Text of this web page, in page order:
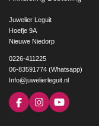
Juwelier Leguit
Hoefje 9A
Nieuwe Niedorp
0226-411225
06-83591774 (Whatsapp)
Info@juwelierleguit.nl
F
a
I
n
Y
o